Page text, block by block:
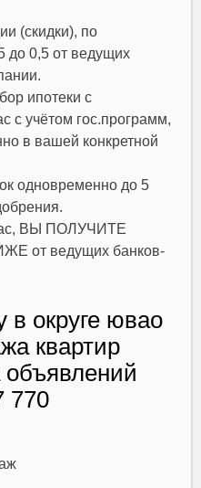
(скидки), по
до 0,5 от ведущих
ипотеки с
с учётом гос.программ,
в вашей конкретной
одновременно до 5
ВЫ ПОЛУЧИТЕ
от ведущих банков-
в округе ювао
квартир
объявлений
770